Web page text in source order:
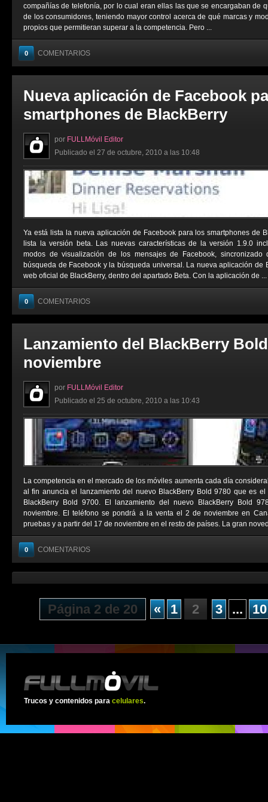
compañías de telefonía, por lo cual eran ellas las que se encargaban de
de los consumidores, teniendo mayor control acerca de qué marcas y
propios que permitieran superar a la competencia. Pero ...
0 COMENTARIOS
Nueva aplicación de Facebook
smartphones de BlackBerry
por FULLMóvil Editor
Publicado el 27 de octubre, 2010 a las 10:48
Ya está lista la nueva aplicación de Facebook para los smartphones de
lista la versión beta. Las nuevas características de la versión 1.9.0
modos de visualización de los mensajes de Facebook,
búsqueda de Facebook y la búsqueda universal. La nueva aplicación de
web oficial de BlackBerry, dentro del apartado Beta. Con la aplicación de ...
0 COMENTARIOS
Lanzamiento del BlackBerry
noviembre
por FULLMóvil Editor
Publicado el 25 de octubre, 2010 a las 10:43
La competencia en el mercado de los móviles aumenta cada día
al fin anuncia el lanzamiento del nuevo BlackBerry Bold 9780 que es
BlackBerry Bold 9700. El lanzamiento del nuevo BlackBerry Bold
noviembre. El teléfono se pondrá a la venta el 2 de noviembre en
pruebas y a partir del 17 de noviembre en el resto de países. La gran
0 COMENTARIOS
Página 2 de 20 « 1 2 3 ... 10
Trucos y contenidos para celulares.